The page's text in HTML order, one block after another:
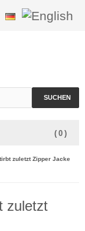
SUCHEN
( 0 )
zuletzt Zipper Jacke
zuletzt